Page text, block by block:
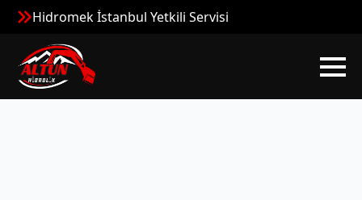
Hidromek İstanbul Yetkili Servisi